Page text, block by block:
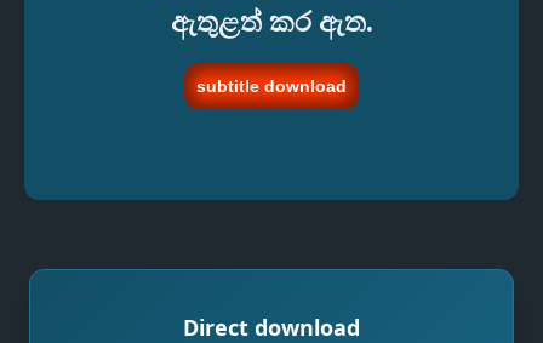
ඇතුළත් කර ඇත.
subtitle download
Direct download